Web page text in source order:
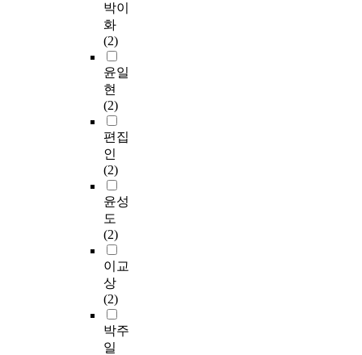
박이
화
(2)
윤일
현
(2)
편집
인
(2)
윤성
도
(2)
이교
상
(2)
박주
일